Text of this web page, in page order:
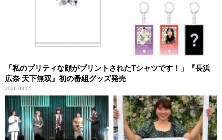
「私のプリティな顔がプリントされたTシャツです！」『長浜
広奈 天下無双』初の番組グッズ発売
2026.08.05